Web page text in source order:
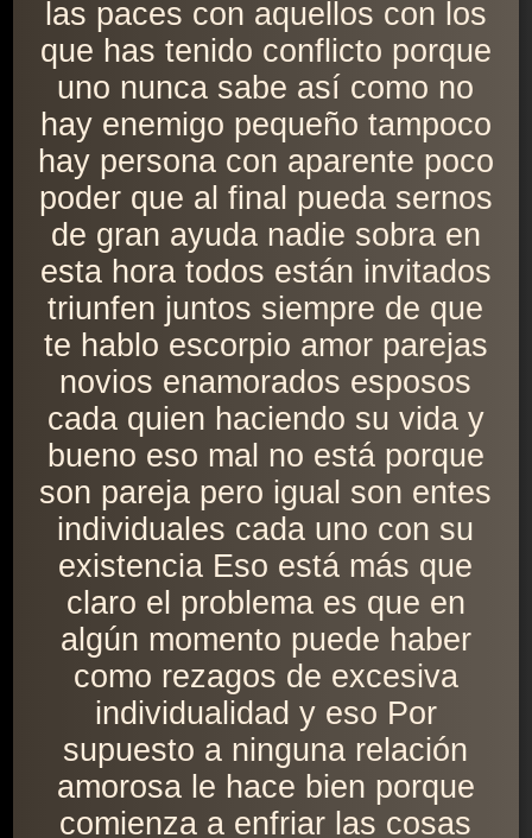
las paces con aquellos con los
que has tenido conflicto porque
uno nunca sabe así como no
hay enemigo pequeño tampoco
hay persona con aparente poco
poder que al final pueda sernos
de gran ayuda nadie sobra en
esta hora todos están invitados
triunfen juntos siempre de que
te hablo escorpio amor parejas
novios enamorados esposos
cada quien haciendo su vida y
bueno eso mal no está porque
son pareja pero igual son entes
individuales cada uno con su
existencia Eso está más que
claro el problema es que en
algún momento puede haber
como rezagos de excesiva
individualidad y eso Por
supuesto a ninguna relación
amorosa le hace bien porque
comienza a enfriar las cosas